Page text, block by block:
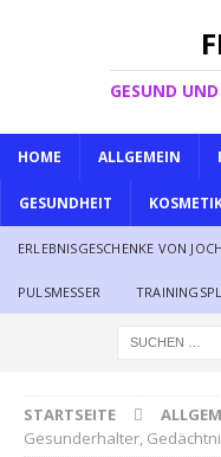
GESUND
HOME ALLGEMEIN
GESUNDHEIT
ERLEBNISGESCHENKE VON
PULSMESSER
STARTSEITE
Gesunderhalter,